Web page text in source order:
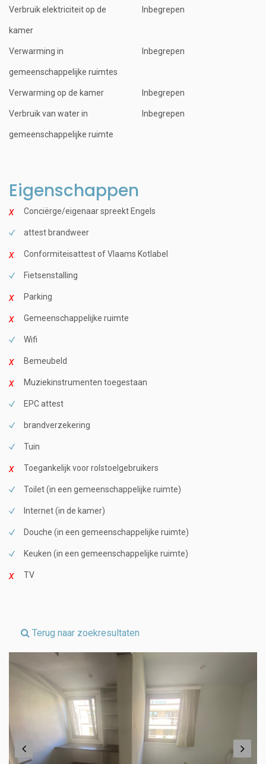
Verbruik elektriciteit op de
kamer
Inbegrepen
Verwarming in
gemeenschappelijke ruimtes
Inbegrepen
Verwarming op de kamer Inbegrepen
Verbruik van water in
gemeenschappelijke ruimte
Inbegrepen
Eigenschappen
Conciërge/eigenaar spreekt Engels
attest brandweer
Conformiteisattest of Vlaams Kotlabel
Fietsenstalling
Parking
Gemeenschappelijke ruimte
Wifi
Bemeubeld
Muziekinstrumenten toegestaan
EPC attest
brandverzekering
Tuin
Toegankelijk voor rolstoelgebruikers
Toilet (in een gemeenschappelijke ruimte)
Internet (in de kamer)
Douche (in een gemeenschappelijke ruimte)
Keuken (in een gemeenschappelijke ruimte)
TV
Terug naar zoekresultaten